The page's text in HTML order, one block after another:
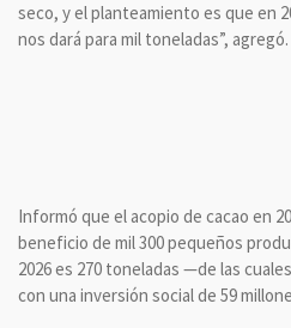
seco, y el planteamiento es que en
nos dará para mil toneladas”, agregó.
Informó que el acopio de cacao en
beneficio de mil 300 pequeños
2026 es 270 toneladas —de las
con una inversión social de 59